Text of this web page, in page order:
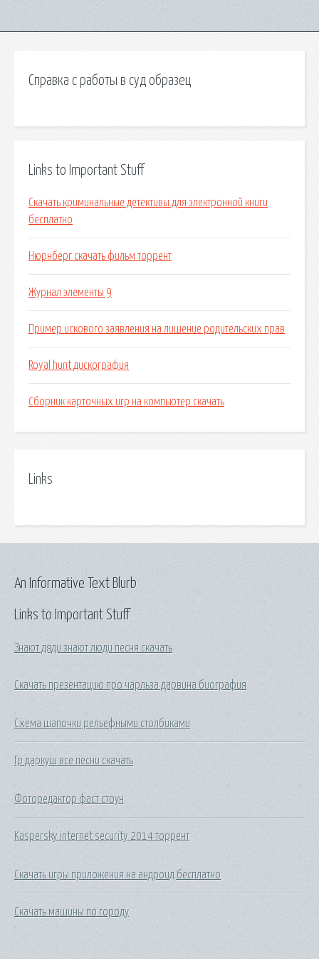
Справка с работы в суд образец
Links to Important Stuff
Скачать криминальные детективы для электронной книги
бесплатно
Нюрнберг скачать фильм торрент
Журнал элементы 9
Пример искового заявления на лишение родительских прав
Royal hunt дискография
Сборник карточных игр на компьютер скачать
Links
Links to Important Stuff
Знают дяди знают люди песня скачать
Скачать презентацию про чарльза дарвина биография
Схема шапочки рельефными столбиками
Гр даркуш все песни скачать
Фоторедактор фаст стоун
Kaspersky internet security 2014 торрент
Скачать игры приложения на андроид бесплатно
Скачать машины по городу
An Informative Text Blurb